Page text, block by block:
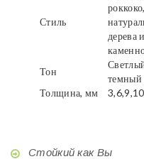
Стиль
дерева
Тон
темный
Толщина, мм
Стойкий как Вы